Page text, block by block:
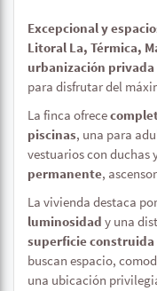
Excepcional y
Litoral La, Térmica,
urbanización privada
para disfrutar del
La finca ofrece
piscinas, una para
vestuarios con duchas
permanente,
La vivienda destaca
luminosidad y una
superficie construida
buscan espacio,
una ubicación